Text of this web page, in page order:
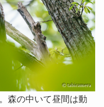
森の中いて昼間は動